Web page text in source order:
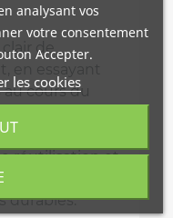
de
cours du
réutilisation et
des
durables.
analysant vos
votre consentement
Accepter.
les cookies